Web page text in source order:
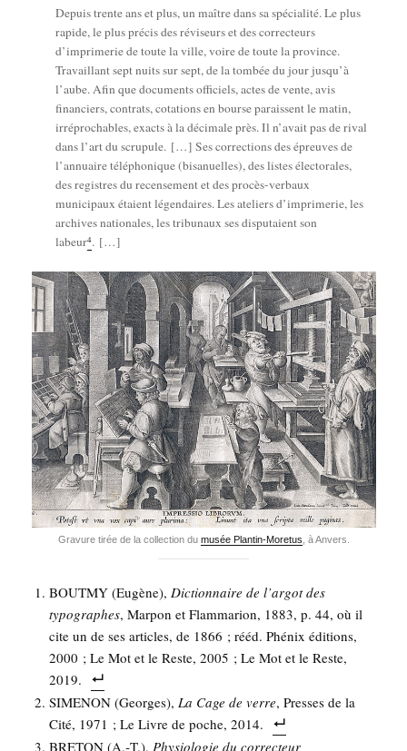
Depuis trente ans et plus, un maître dans sa spé­cia­li­té. Le plus
rapide, le plus pré­cis des révi­seurs et des cor­rec­teurs
d’im­pri­me­rie de toute la ville, voire de toute la pro­vince.
Tra­vaillant sept nuits sur sept, de la tom­bée du jour jus­qu’à
l’aube. Afin que docu­ments offi­ciels, actes de vente, avis
finan­ciers, contrats, cota­tions en bourse paraissent le matin,
irré­pro­chables, exacts à la déci­male près. Il n’a­vait pas de rival
dans l’art du scru­pule. […] Ses cor­rec­tions des épreuves de
l’an­nuaire télé­pho­nique (bis­anuelles), des listes élec­to­rales,
des registres du recen­se­ment et des pro­cès-ver­baux
muni­ci­paux étaient légen­daires. Les ate­liers d’im­pri­me­rie, les
archives natio­nales, les tri­bu­naux ses dis­pu­taient son
labeur4. […]
Gra­vure tirée de la col­lec­tion du musée Plan­tin-More­tus , à Anvers.
BOUTMY (Eugène),Dic­tion­naire de l’ar­got des
typo­graphes, Mar­pon et Flam­ma­rion, 1883, p. 44, où il
cite un de ses articles, de 1866 ; rééd. Phé­nix édi­tions,
2000 ; Le Mot et le Reste, 2005 ; Le Mot et le Reste,
2019.
SIMENON (Georges),La Cage de verre, Presses de la
Cité, 1971 ; Le Livre de poche, 2014.
BRETON (A.‑T.), Phy­sio­lo­gie du cor­rec­teur